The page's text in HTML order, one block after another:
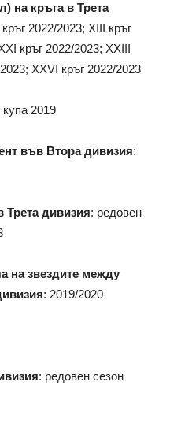
на кръга в Трета
2022/2023; XIII кръг
кръг 2022/2023; XXIII
XXVI кръг 2022/2023
купа 2019
във Втора дивизия:
Трета дивизия: редовен
на звездите между
: 2019/2020
: редовен сезон